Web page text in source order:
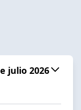
julio 2026